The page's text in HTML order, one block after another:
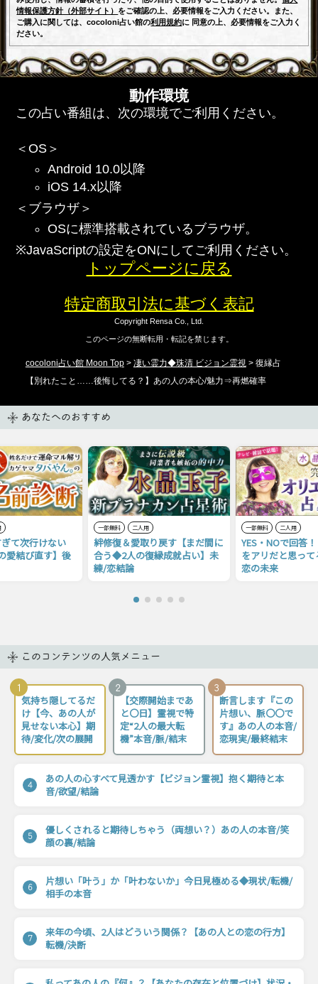
情報保護方針（外部サイト） をご確認の上、必要情報をご入力ください。また、
ご購入に関しては、cocoloni占い館の利用規約に 同意の上、必要情報をご入力く
ださい。
動作環境
この占い番組は、次の環境でご利用ください。
＜OS＞
Android 10.0以降
iOS 14.x以降
＜ブラウザ＞
OSに標準搭載されているブラウザ。
※JavaScriptの設定をONにしてご利用ください。
トップページに戻る
特定商取引法に基づく表記
Copyright Rensa Co., Ltd.
このページの無断転用・転記を禁じます。
cocoloni占い館 Moon Top> 凄い霊力◆珠清 ビジョン霊視 > 復縁占
【別れたこと……後悔してる？】あの人の本心/魅力⇒再燃確率
あなたへのおすすめ
て次行けない
愛結び直す】後
一部無料 二人用
絆修復＆愛取り戻す【まだ間に
合う◆2人の復縁成就占い】未
練/恋結論
一部無料 二人用
YES・NOで回答
をアリだと思っ
恋の未来
このコンテンツの人気メニュー
1
気持ち隠してるだ
け【今、あの人が
見せない本心】期
待/変化/次の展開
2
【交際開始まであ
と〇日】霊視で特
定“2人の最大転
機”本音/脈/結末
3
断言します『この
片想い、脈〇〇で
す』あの人の本音/
恋現実/最終結末
4
あの人の心すべて見透かす【ビジョン霊視】抱く期待と本
音/欲望/結論
5
優しくされると期待しちゃう（両想い？）あの人の本音/笑
顔の裏/結論
6
片想い「叶う」か「叶わないか」今日見極める◆現状/転機/
相手の本音
7
来年の今頃、2人はどういう関係？【あの人との恋の行方】
転機/決断